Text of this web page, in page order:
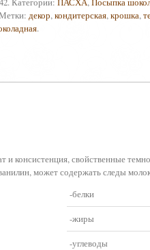
декор,кондитерская,крошка,
.
консистенция, свойственные
может содержать следы
-белки
-жиры
-углеводы